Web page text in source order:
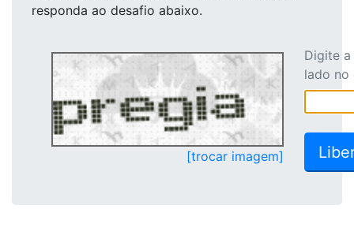
responda ao desafio abaixo.
[trocar imagem]
Digite
lado no